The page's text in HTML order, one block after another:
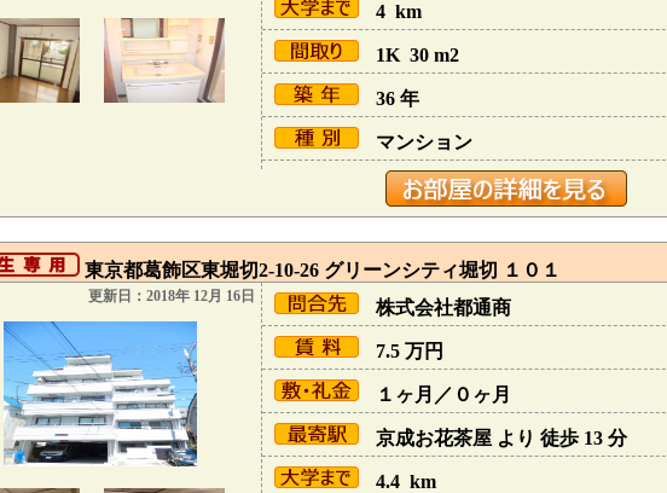
4 km
1K 30 m2
36 年
マンション
東京都葛飾区東堀切2-10-26 グリーンシティ堀切 １０１
更新日：2018年 12月 16日
株式会社都通商
7.5 万円
１ヶ月／０ヶ月
京成お花茶屋 より 徒歩 13 分
4.4 km